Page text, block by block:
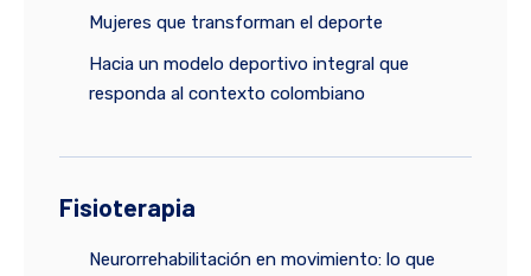
Mujeres que transforman el deporte
Hacia un modelo deportivo integral que
responda al contexto colombiano
Fisioterapia
Neurorrehabilitación en movimiento: lo que